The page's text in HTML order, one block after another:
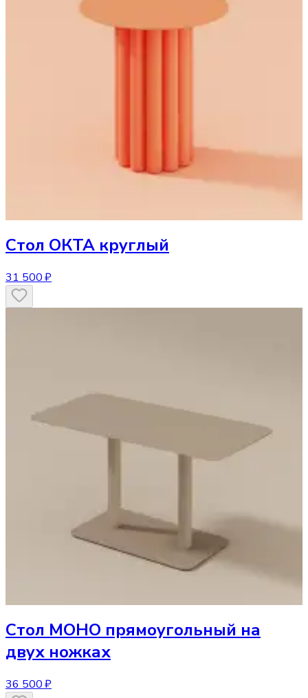
Стол ОКТА круглый
31 500 ₽
Стол МОНО прямоугольный на
двух ножках
36 500 ₽